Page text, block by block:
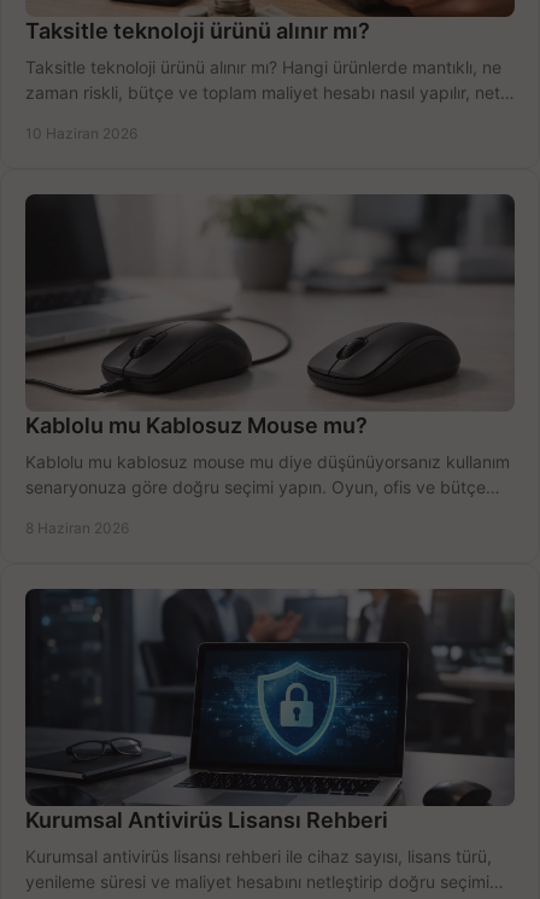
Taksitle teknoloji ürünü alınır mı?
Taksitle teknoloji ürünü alınır mı? Hangi ürünlerde mantıklı, ne
zaman riskli, bütçe ve toplam maliyet hesabı nasıl yapılır, net
10 Haziran 2026
Kablolu mu Kablosuz Mouse mu?
Kablolu mu kablosuz mouse mu diye düşünüyorsanız kullanım
senaryonuza göre doğru seçimi yapın. Oyun, ofis ve bütçe
8 Haziran 2026
Kurumsal Antivirüs Lisansı Rehberi
Kurumsal antivirüs lisansı rehberi ile cihaz sayısı, lisans türü,
yenileme süresi ve maliyet hesabını netleştirip doğru seçimi